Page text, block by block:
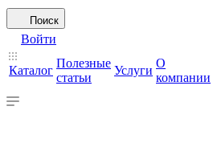
Поиск
Войти
Каталог
Полезные
статьи
Услуги
О
компании